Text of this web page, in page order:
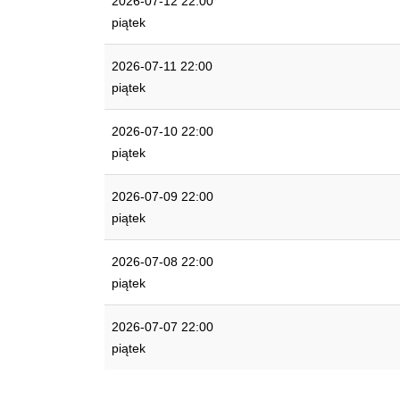
piątek
2026-07-11 22:00
piątek
2026-07-10 22:00
piątek
2026-07-09 22:00
piątek
2026-07-08 22:00
piątek
2026-07-07 22:00
piątek